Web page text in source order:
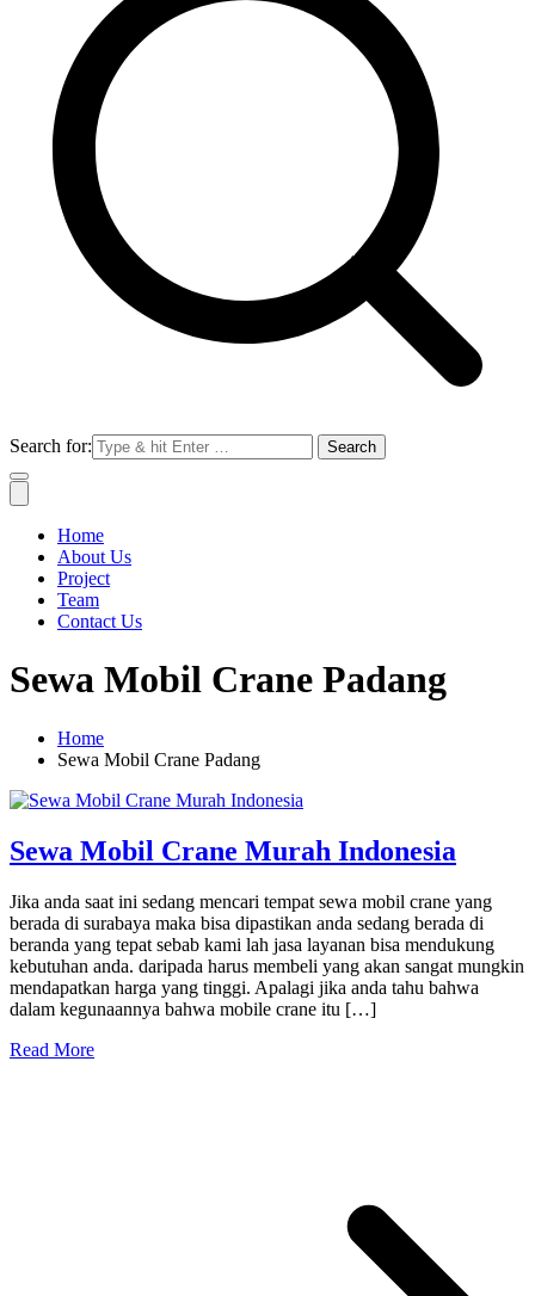
Search for:
Home
About Us
Project
Team
Contact Us
Sewa Mobil Crane Padang
Home
Sewa Mobil Crane Padang
Sewa Mobil Crane Murah Indonesia
Jika anda saat ini sedang mencari tempat sewa mobil crane yang
berada di surabaya maka bisa dipastikan anda sedang berada di
beranda yang tepat sebab kami lah jasa layanan bisa mendukung
kebutuhan anda. daripada harus membeli yang akan sangat mungkin
mendapatkan harga yang tinggi. Apalagi jika anda tahu bahwa
dalam kegunaannya bahwa mobile crane itu […]
Read More